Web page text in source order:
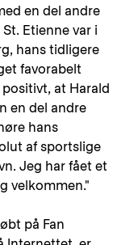
en del andre
Etienne var i
hans tidligere
favorabelt
at Harald
en del andre
hans
af sportslige
Jeg har fået et
velkommen."
på Fan